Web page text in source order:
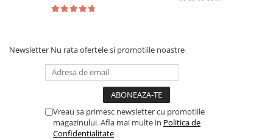
Newsletter Nu rata ofertele si promotiile noastre
Vreau sa primesc newsletter cu promotiile
magazinului. Afla mai multe in Politica de
Confidentialitate